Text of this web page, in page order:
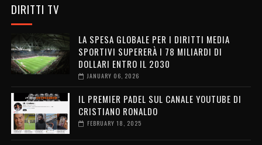
DIRITTI TV
LA SPESA GLOBALE PER I DIRITTI MEDIA
SPORTIVI SUPERERÀ I 78 MILIARDI DI
DOLLARI ENTRO IL 2030
JANUARY 06, 2026
IL PREMIER PADEL SUL CANALE YOUTUBE DI
CRISTIANO RONALDO
FEBRUARY 18, 2025